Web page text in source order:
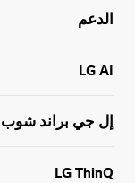
الدعم
LG AI
إل جي براند شوب
LG ThinQ